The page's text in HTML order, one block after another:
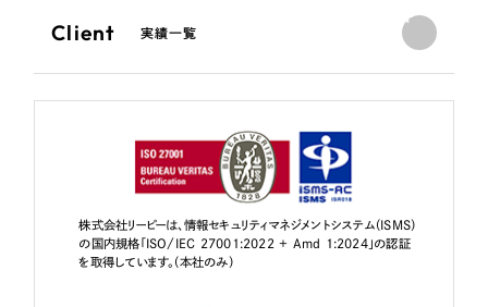
Client 実績一覧
株式会社リーピーは、情報セキュリティマネジメントシステム（ISMS）
の国内規格「ISO/IEC 27001:2022 + Amd 1:2024」の認証
を取得しています。（本社のみ）